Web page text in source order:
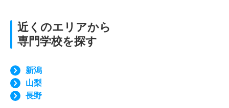
近くのエリアから
専門学校を探す
新潟
山梨
長野